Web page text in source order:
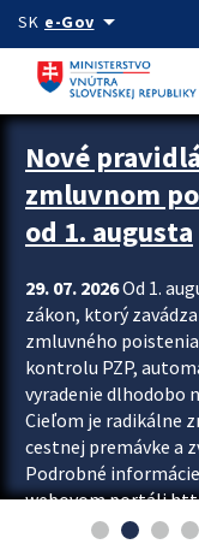
Preskocit na hlavný
SK e-Govarrow_drop_down
Zastavit automatický
Nové
zmluvnom
od 1. augusta
29. 07. 2026Od 1.
zákon, ktorý
zmluvného
kontrolu PZP,
vyradenie dlhodobo
Cieľom je radikálne
cestnej premávke a
Podrobné
webovom portáli
ktorom od augusta